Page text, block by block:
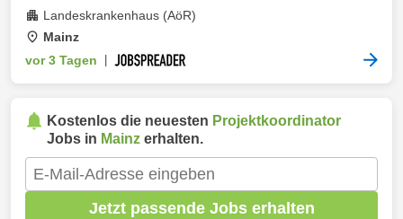
Landeskrankenhaus (AöR)
Mainz
vor 3 Tagen
Kostenlos die neuesten Projektkoordinator
Jobs in Mainz erhalten.
Jetzt passende Jobs erhalten